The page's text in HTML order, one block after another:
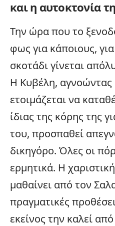
και η αυτοκτονία
Την ώρα που το
φως για κάποιους,
σκοτάδι γίνεται
Η Κυβέλη,
ετοιμάζεται να
ίδιας της κόρης της
του, προσπαθεί
δικηγόρο. Όλες οι
ερμητικά. Η
μαθαίνει από τον
πραγματικές
εκείνος την καλεί